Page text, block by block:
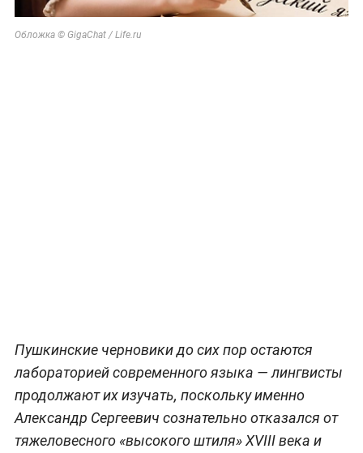
Обложка © GigaChat / Life.ru
Пушкинские черновики до сих пор остаются
лабораторией современного языка — лингвисты
продолжают их изучать, поскольку именно
Александр Сергеевич сознательно отказался от
тяжеловесного «высокого штиля» XVIII века и